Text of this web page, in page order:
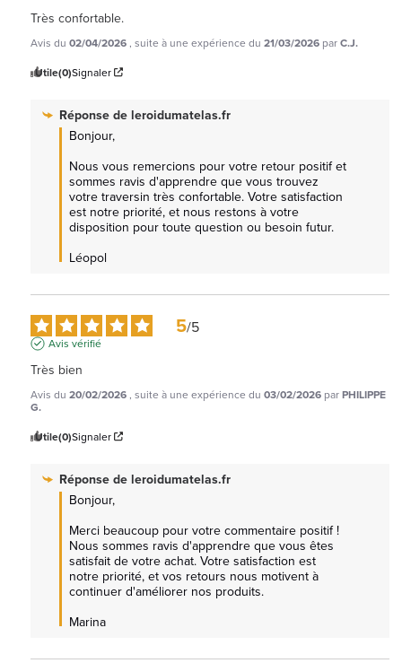
Très confortable.
Avis du 02/04/2026, suite à une expérience du 21/03/2026 parC.J.
Utile(0)Signaler
Réponse de leroidumatelas.fr
Bonjour,
Nous vous remercions pour votre retour positif et
sommes ravis d'apprendre que vous trouvez
votre traversin très confortable. Votre satisfaction
est notre priorité, et nous restons à votre
disposition pour toute question ou besoin futur.
Léopol
5/5
Avis vérifié
Très bien
Avis du 20/02/2026, suite à une expérience du 03/02/2026 parPHILIPPE
G.
Utile(0)Signaler
Réponse de leroidumatelas.fr
Bonjour,
Merci beaucoup pour votre commentaire positif !
Nous sommes ravis d'apprendre que vous êtes
satisfait de votre achat. Votre satisfaction est
notre priorité, et vos retours nous motivent à
continuer d'améliorer nos produits.
Marina